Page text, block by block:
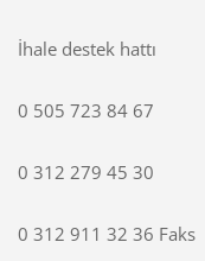
İhale destek hattı
0 505 723 84 67
0 312 279 45 30
0 312 911 32 36 Faks